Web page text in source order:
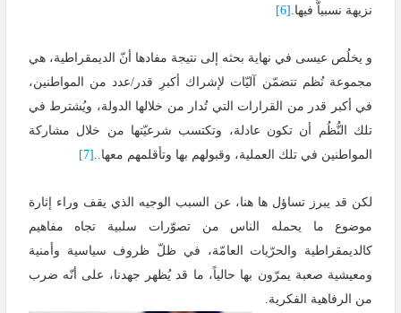
نزيهة نسبياًّ فيها. [6]
و يخلُص عيسى في نهاية بحثه إلى نتيجة مفادها أنّ الديمقراطية، هي
مجموعة نُظم تتضمّن آليّات لإشراك أكبرِ قدر/عدد من المواطنين،
في أكبر قدر من القرارات التي تُدار من خلالها الدولة، ويُشترط في
تلك النُّظُم أن تكون عادلة، وتكتسب شرعيّتها من خلال مشاركة
المواطنين في تلك العملية، وقبولهم بها وتأقلمهم معها.. [7]
لكن قد يبرز تساؤل ها هنا، عن السبب الوجيه الذي يقف وراء إثارة
موضوع ما يحمله الناس من تصوّرات سلبية تجاه مفاهيم
كالديمقراطية والحرّيات العامّة، في ظلّ ظروف سياسية وأمنية
ومعيشية صعبة يمرّون بها حالياً، ما قد يُظهر جهدنا، على أنّه ضرب
من الرفاهية الفكرية.